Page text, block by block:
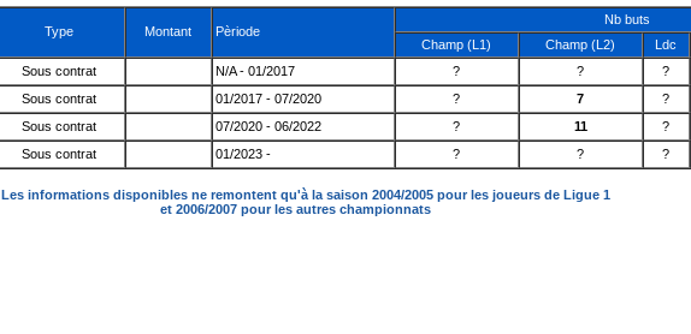
Type Montant Pèriode
Nb buts
Champ (L1)
Champ (L2) Ldc
Sous contrat N/A - 01/2017 ? ? ?
Sous contrat 01/2017 - 07/2020 ? 7 ?
Sous contrat 07/2020 - 06/2022 ? 11 ?
Sous contrat 01/2023 - ? ? ?
Les informations disponibles ne remontent qu'à la saison 2004/2005 pour les joueurs de Ligue 1
et 2006/2007 pour les autres championnats